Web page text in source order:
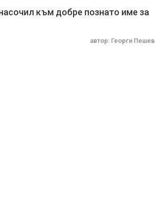
към добре познато име за
автор: Георги Пешев